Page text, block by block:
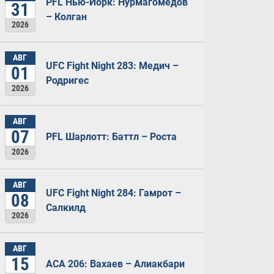
31
2026
– Колган
АВГ
01
2026
UFC Fight Night 283: Медич –
Родригес
АВГ
07
2026
PFL Шарлотт: Баттл – Роста
АВГ
08
2026
UFC Fight Night 284: Гамрот –
Салкилд
АВГ
15 ACA 206: Вахаев – Алиакбари